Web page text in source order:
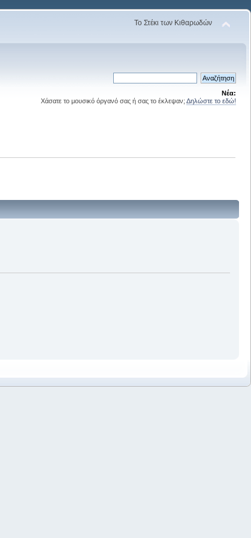
Το Στέκι των Κιθαρωδών
Νέα:
Χάσατε το μουσικό όργανό σας ή σας το έκλεψαν; Δηλώστε το εδώ!